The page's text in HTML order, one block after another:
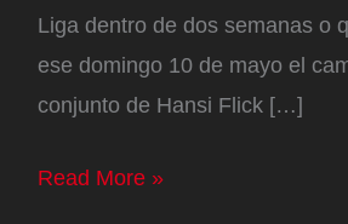
Liga dentro de dos semanas o
ese domingo 10 de mayo el
conjunto de Hansi Flick […]
El
Read More »